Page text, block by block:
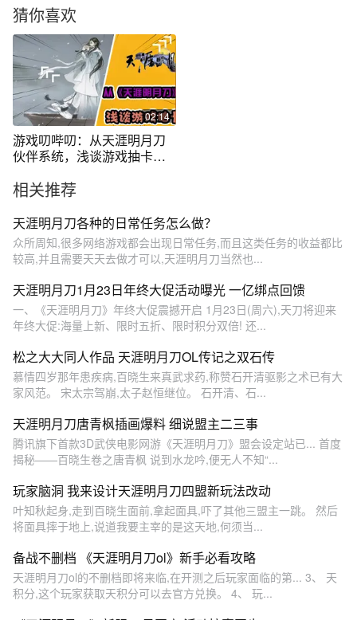
猜你喜欢
02:14
游戏叨哔叨：从天涯明月刀
伙伴系统，浅谈游戏抽卡问
相关推荐
天涯明月刀各种的日常任务怎么做？
众所周知,很多网络游戏都会出现日常任务,而且这类任务的收益都比
较高,并且需要天天去做才可以,天涯明月刀当然也...
天涯明月刀1月23日年终大促活动曝光 一亿绑点回馈
一、《天涯明月刀》年终大促震撼开启 1月23日(周六),天刀将迎来
年终大促:海量上新、限时五折、限时积分双倍! 还...
松之大大同人作品 天涯明月刀OL传记之双石传
慕情四岁那年患疾病,百晓生来真武求药,称赞石开清驱影之术已有大
家风范。 宋太宗驾崩,太子赵恒继位。 石开清、石...
天涯明月刀唐青枫插画爆料 细说盟主二三事
腾讯旗下首款3D武侠电影网游《天涯明月刀》盟会设定站已... 首度
揭秘——百晓生卷之唐青枫 说到水龙吟,便无人不知“...
玩家脑洞 我来设计天涯明月刀四盟新玩法改动
叶知秋起身,走到百晓生面前,拿起面具,吓了其他三盟主一跳。 然后
将面具摔于地上,说道我要主宰的是这天地,何须当...
备战不删档 《天涯明月刀ol》新手必看攻略
天涯明月刀ol的不删档即将来临,在开测之后玩家面临的第... 3、 天
积分,这个玩家获取天积分可以去官方兑换。 4、 玩...